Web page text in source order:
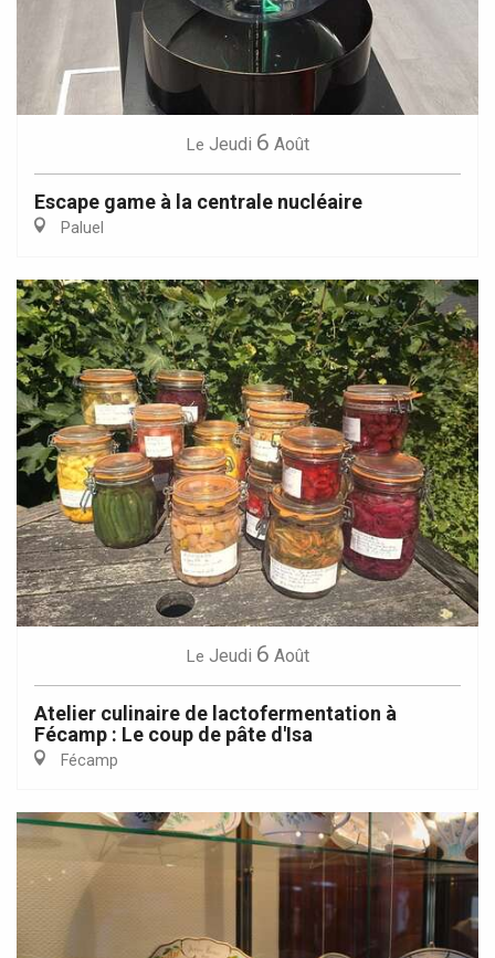
Le Jeudi 6 Août
Escape game à la centrale nucléaire
Paluel
Le Jeudi 6 Août
Atelier culinaire de lactofermentation à
Fécamp : Le coup de pâte d'Isa
Fécamp